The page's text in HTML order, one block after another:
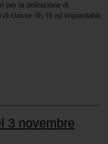
per la definizione di
classe IIb, III ed impiantabili
3 novembre